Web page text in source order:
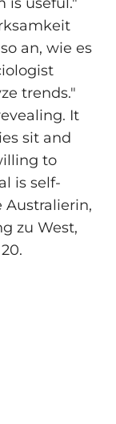
an, wie es
trends."
It
sit and
to
is self-
Australierin,
zu West,